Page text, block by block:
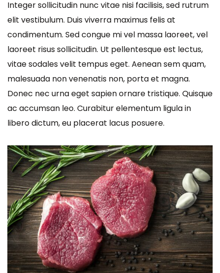
Integer sollicitudin nunc vitae nisi facilisis, sed rutrum
elit vestibulum. Duis viverra maximus felis at
condimentum. Sed congue mi vel massa laoreet, vel
laoreet risus sollicitudin. Ut pellentesque est lectus,
vitae sodales velit tempus eget. Aenean sem quam,
malesuada non venenatis non, porta et magna.
Donec nec urna eget sapien ornare tristique. Quisque
ac accumsan leo. Curabitur elementum ligula in
libero dictum, eu placerat lacus posuere.